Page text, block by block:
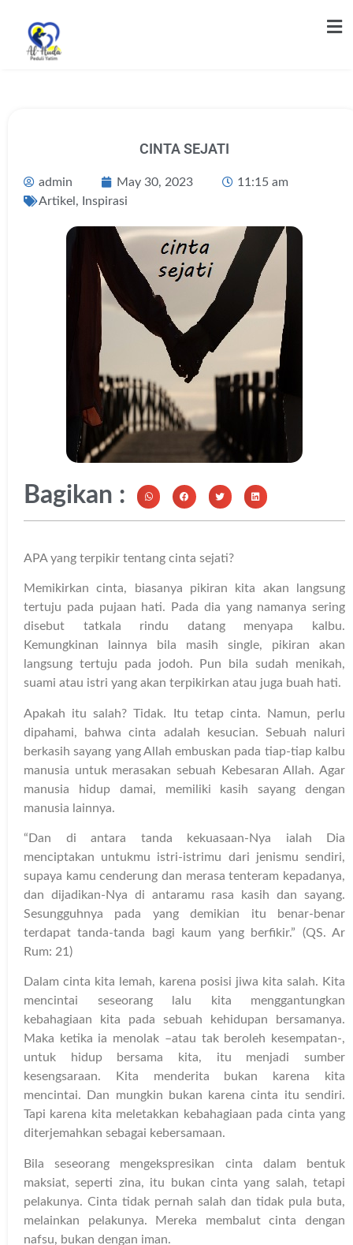
CINTA SEJATI
admin May 30, 2023
11:15 am
Artikel , Inspirasi
Bagikan :
APA yang terpikir tentang cinta sejati?
Memikirkan cinta, biasanya pikiran kita akan langsung
tertuju pada pujaan hati. Pada dia yang namanya sering
disebut tatkala rindu datang menyapa kalbu.
Kemungkinan lainnya bila masih single, pikiran akan
langsung tertuju pada jodoh. Pun bila sudah menikah,
suami atau istri yang akan terpikirkan atau juga buah hati.
Apakah itu salah? Tidak. Itu tetap cinta. Namun, perlu
dipahami, bahwa cinta adalah kesucian. Sebuah naluri
berkasih sayang yang Allah embuskan pada tiap-tiap kalbu
manusia untuk merasakan sebuah Kebesaran Allah. Agar
manusia hidup damai, memiliki kasih sayang dengan
manusia lainnya.
“Dan di antara tanda kekuasaan-Nya ialah Dia
menciptakan untukmu istri-istrimu dari jenismu sendiri,
supaya kamu cenderung dan merasa tenteram kepadanya,
dan dijadikan-Nya di antaramu rasa kasih dan sayang.
Sesungguhnya pada yang demikian itu benar-benar
terdapat tanda-tanda bagi kaum yang berfikir.” (QS. Ar
Rum: 21)
Dalam cinta kita lemah, karena posisi jiwa kita salah. Kita
mencintai seseorang lalu kita menggantungkan
kebahagiaan kita pada sebuah kehidupan bersamanya.
Maka ketika ia menolak –atau tak beroleh kesempatan-,
untuk hidup bersama kita, itu menjadi sumber
kesengsaraan. Kita menderita bukan karena kita
mencintai. Dan mungkin bukan karena cinta itu sendiri.
Tapi karena kita meletakkan kebahagiaan pada cinta yang
diterjemahkan sebagai kebersamaan.
Bila seseorang mengekspresikan cinta dalam bentuk
maksiat, seperti zina, itu bukan cinta yang salah, tetapi
pelakunya. Cinta tidak pernah salah dan tidak pula buta,
melainkan pelakunya. Mereka membalut cinta dengan
nafsu, bukan dengan iman.